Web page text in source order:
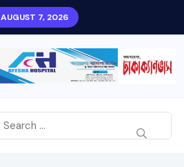
AUGUST 7, 2026